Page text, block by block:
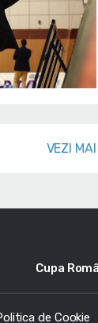
VEZI
Cupa
de Cookie